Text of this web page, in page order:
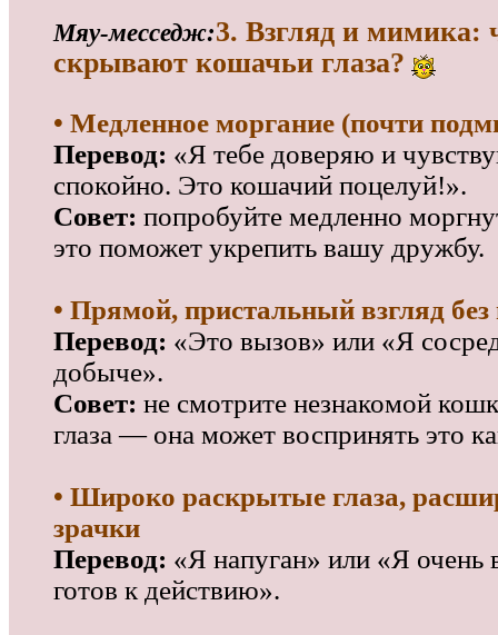
Мяу‑месседж:3. Взгляд и мимика:
скрывают кошачьи глаза?
• Медленное моргание (почти
Перевод: «Я тебе доверяю и
спокойно. Это кошачий поцелуй!».
Совет: попробуйте медленно
это поможет укрепить вашу дружбу.
• Прямой, пристальный взгляд
Перевод: «Это вызов» или «Я
добыче».
Совет: не смотрите незнакомой
глаза — она может воспринять это
• Широко раскрытые глаза,
зрачки
Перевод: «Я напуган» или «Я очень
готов к действию».